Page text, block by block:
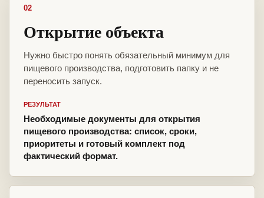
02
Открытие объекта
Нужно быстро понять обязательный минимум для
пищевого производства, подготовить папку и не
переносить запуск.
РЕЗУЛЬТАТ
Необходимые документы для открытия
пищевого производства: список, сроки,
приоритеты и готовый комплект под
фактический формат.